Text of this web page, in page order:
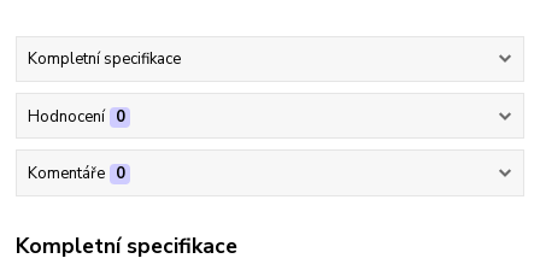
Kompletní specifikace
Hodnocení 0
Komentáře 0
Kompletní specifikace